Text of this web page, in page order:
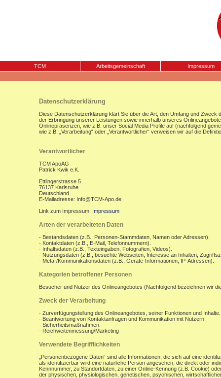
TCM Arbeitsgemeinschaft Impressum
Datenschutzerklärung
Diese Datenschutzerklärung klärt Sie über die Art, den Umfang und
der Erbringung unserer Leistungen sowie innerhalb unseres
Onlinepräsenzen, wie z.B. unser Social Media Profile auf (nachfolgend
wie z.B. „Verarbeitung“ oder „Verantwortlicher“ verweisen wir auf die
Verantwortlicher
TCM ApoAG
Patrick Kwik e.K.
Ettlingerstrasse 5
76137 Karlsruhe
Deutschland
E-Mailadresse: Info@TCM-Apo.de
Link zum Impressum: Impressum
Arten der verarbeiteten Daten
- Bestandsdaten (z.B., Personen-Stammdaten, Namen oder Adressen).
- Kontaktdaten (z.B., E-Mail, Telefonnummern).
- Inhaltsdaten (z.B., Texteingaben, Fotografien, Videos).
- Nutzungsdaten (z.B., besuchte Webseiten, Interesse an Inhalten,
- Meta-/Kommunikationsdaten (z.B., Geräte-Informationen, IP-Adressen).
Kategorien betroffener Personen
Besucher und Nutzer des Onlineangebotes (Nachfolgend bezeichnen wir
Zweck der Verarbeitung
- Zurverfügungstellung des Onlineangebotes, seiner Funktionen und Inhalte.
- Beantwortung von Kontaktanfragen und Kommunikation mit Nutzern.
- Sicherheitsmaßnahmen.
- Reichweitenmessung/Marketing
Verwendete Begrifflichkeiten
„Personenbezogene Daten“ sind alle Informationen, die sich auf eine
als identifizierbar wird eine natürliche Person angesehen, die direkt oder
Kennnummer, zu Standortdaten, zu einer Online-Kennung (z.B. Cookie)
der physischen, physiologischen, genetischen, psychischen,